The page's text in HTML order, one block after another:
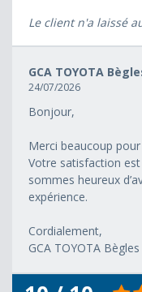
Le client n'a laissé
GCA TOYOTA
24/07/2026
Bonjour,
Merci beaucoup
Votre satisfaction
sommes heureux
expérience.
Cordialement,
GCA TOYOTA Bègles